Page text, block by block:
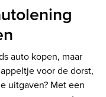
auto kopen, maar
voor de dorst,
uitgaven? Met een